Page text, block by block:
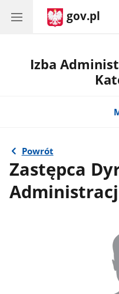
gov.pl
Izba
Powrót
Zastępca